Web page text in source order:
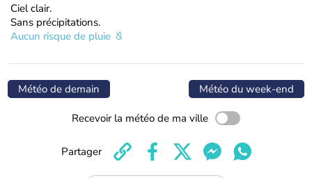
Ciel clair.
Sans précipitations.
Aucun risque de pluie
Météo de demain Météo du week-end
Recevoir la météo de ma ville
Partager